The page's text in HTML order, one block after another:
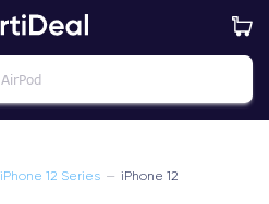
iPhone 12 Series — iPhone 12